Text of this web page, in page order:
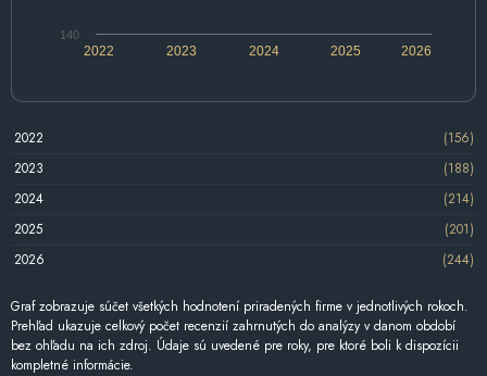
2022 2024 2026
2023 2025
140
2022
(156)
2023
(188)
2024
(214)
2025
(201)
2026
(244)
Graf zobrazuje súčet všetkých hodnotení priradených firme v jednotlivých rokoch.
Prehľad ukazuje celkový počet recenzií zahrnutých do analýzy v danom období
bez ohľadu na ich zdroj. Údaje sú uvedené pre roky, pre ktoré boli k dispozícii
kompletné informácie.